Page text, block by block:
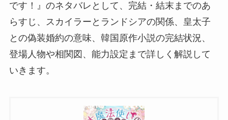
です！』のネタバレとして、完結・結末までのあ
らすじ、スカイラーとランドシアの関係、皇太子
との偽装婚約の意味、韓国原作小説の完結状況、
登場人物や相関図、能力設定まで詳しく解説して
いきます。